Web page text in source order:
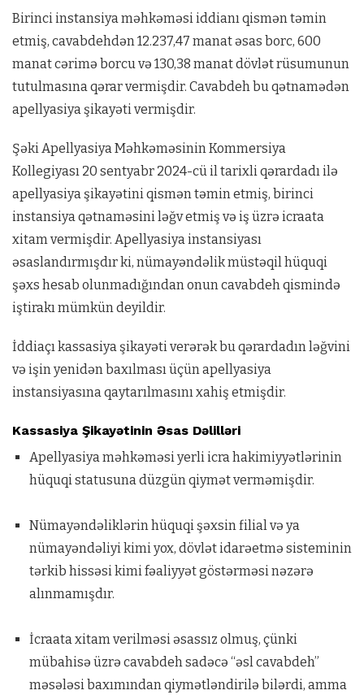
Birinci instansiya məhkəməsi iddianı qismən təmin
etmiş, cavabdehdən 12.237,47 manat əsas borc, 600
manat cərimə borcu və 130,38 manat dövlət rüsumunun
tutulmasına qərar vermişdir. Cavabdeh bu qətnamədən
apellyasiya şikayəti vermişdir.
Şəki Apellyasiya Məhkəməsinin Kommersiya
Kollegiyası 20 sentyabr 2024-cü il tarixli qərardadı ilə
apellyasiya şikayətini qismən təmin etmiş, birinci
instansiya qətnaməsini ləğv etmiş və iş üzrə icraata
xitam vermişdir. Apellyasiya instansiyası
əsaslandırmışdır ki, nümayəndəlik müstəqil hüquqi
şəxs hesab olunmadığından onun cavabdeh qismində
iştirakı mümkün deyildir.
İddiaçı kassasiya şikayəti verərək bu qərardadın ləğvini
və işin yenidən baxılması üçün apellyasiya
instansiyasına qaytarılmasını xahiş etmişdir.
Kassasiya Şikayətinin Əsas Dəlilləri
Apellyasiya məhkəməsi yerli icra hakimiyyətlərinin
hüquqi statusuna düzgün qiymət verməmişdir.
Nümayəndəliklərin hüquqi şəxsin filial və ya
nümayəndəliyi kimi yox, dövlət idarəetmə sisteminin
tərkib hissəsi kimi fəaliyyət göstərməsi nəzərə
alınmamışdır.
İcraata xitam verilməsi əsassız olmuş, çünki
mübahisə üzrə cavabdeh sadəcə “əsl cavabdeh”
məsələsi baxımından qiymətləndirilə bilərdi, amma